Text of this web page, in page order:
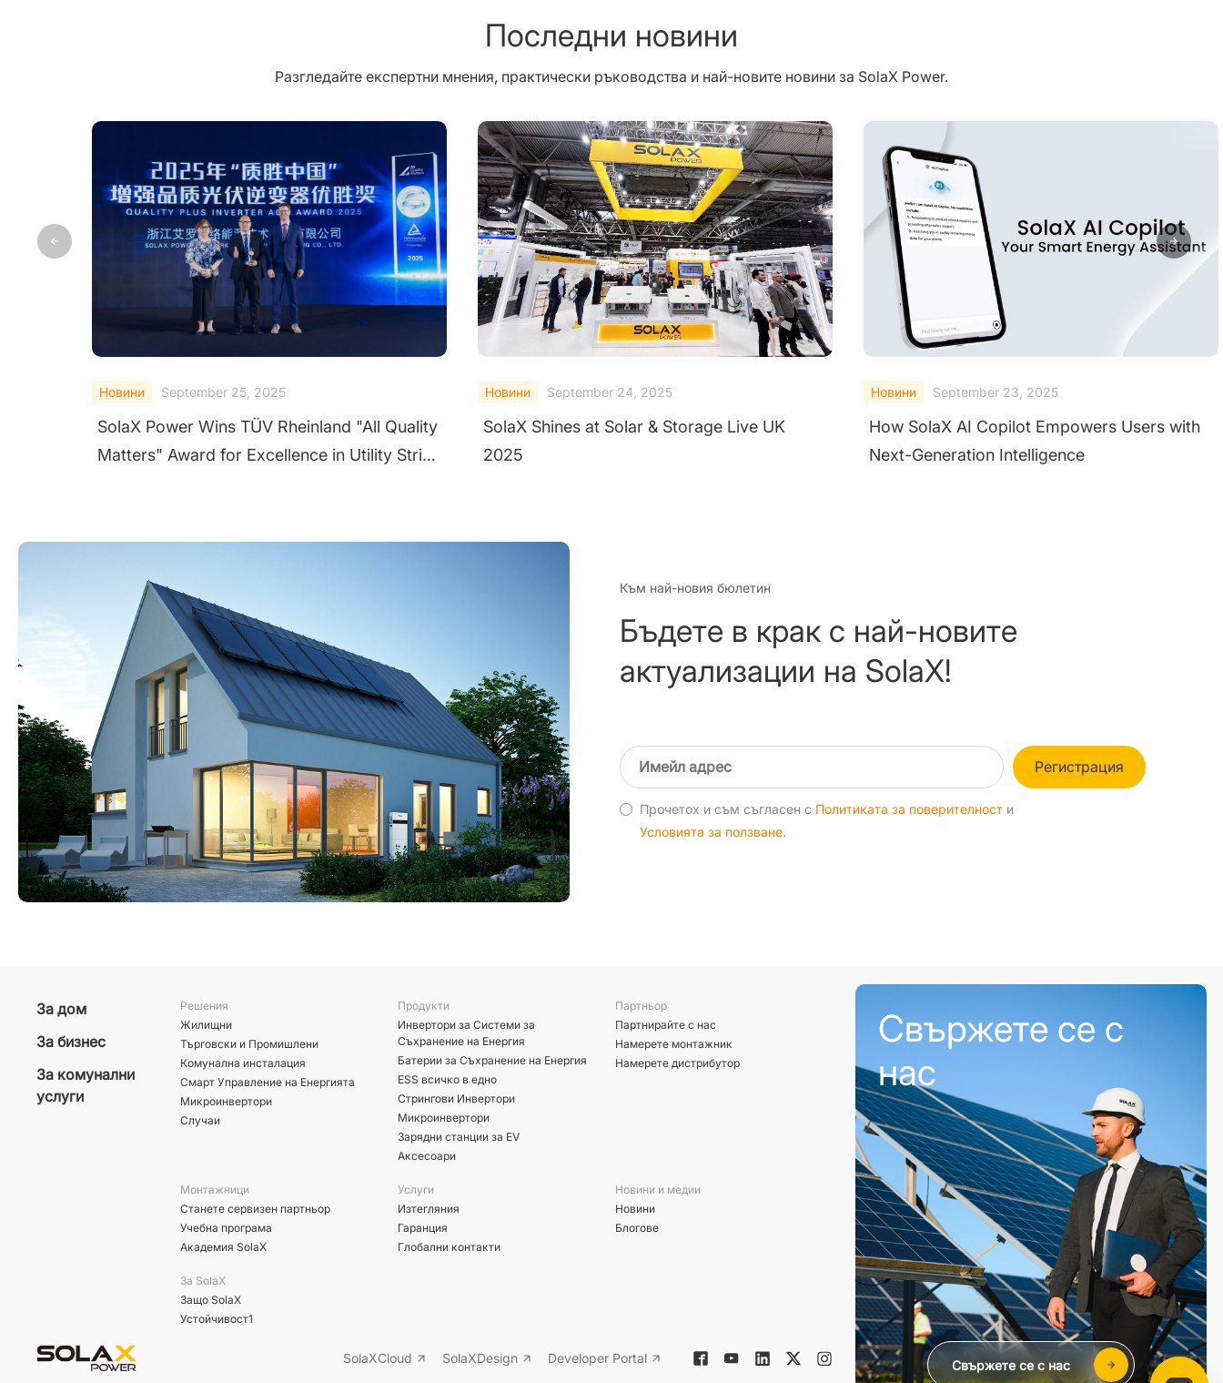
Последни новини
Разгледайте експертни мнения, практически ръководства и най-новите новини за SolaX Power.
Новини September 24, 2025
SolaX Shines at Solar & Storage Live UK
2025
Новини September 23, 2025
How SolaX AI Copilot Empowers Users with
Next-Generation Intelligence
Новини September 23, 2025
SolaX Power and Enode Partner to Deliver
Smarter Solar Energy Solutions
Към най-новия бюлетин
Бъдете в крак с най-новите
актуализации на SolaX!
Регистрация
Прочетох и съм съгласен с Политиката за поверителност и
Условията за ползване.
За дом
За бизнес
За комунални
услуги
Решения
Жилищни
Търговски и Промишлени
Комунална инсталация
Смарт Управление на Енергията
Микроинвертори
Случаи
Продукти
Инвертори за Системи за
Съхранение на Енергия
Батерии за Съхранение на Енергия
ESS всичко в едно
Стрингови Инвертори
Микроинвертори
Зарядни станции за EV
Аксесоари
Партньор
Партнирайте с нас
Намерете монтажник
Намерете дистрибутор
Монтажници
Станете сервизен партньор
Учебна програма
Академия SolaX
Услуги
Изтегляния
Гаранция
Глобални контакти
Новини и медии
Новини
Блогове
За SolaX
Защо SolaX
Устойчивост1
SolaXCloud SolaXDesign Developer Portal
Свържете се с
нас
Свържете се с нас